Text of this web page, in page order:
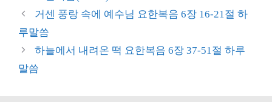
테
리
거센 풍랑 속에 예수님 요한복음 6장 16-21절 하
루말씀
하늘에서 내려온 떡 요한복음 6장 37-51절 하루
말씀